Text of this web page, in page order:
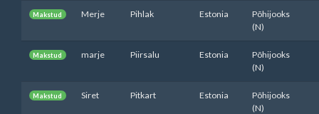
Makstud Merje Pihlak Estonia
Põhijooks
(N)
Makstud marje Piirsalu Estonia
Põhijooks
(N)
Makstud Siret Pitkart Estonia
Põhijooks
(N)